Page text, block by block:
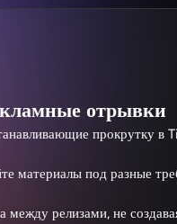
отрывки
прокрутку в
материалы под разные
между релизами, не